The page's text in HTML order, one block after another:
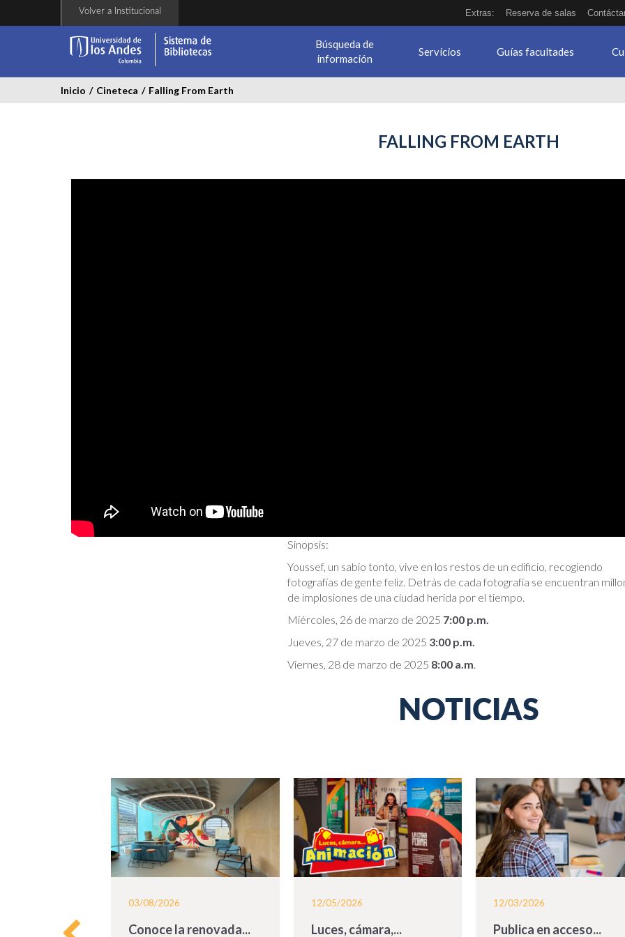
Volver a Institucional Extras: Reserva de salas
Búsqueda de
información
Servicios Guías facultades
Inicio / Cineteca / Falling From Earth
FALLING FROM EARTH
Sinopsis:
Youssef, un sabio tonto, vive en los restos de un edificio, recogiendo
fotografías de gente feliz. Detrás de cada fotografía se encuentran
de implosiones de una ciudad herida por el tiempo.
Miércoles, 26 de marzo de 2025 7:00 p.m.
Jueves, 27 de marzo de 2025 3:00 p.m.
Viernes, 28 de marzo de 2025 8:00 a.m.
NOTICIAS
03/08/2026
Conoce la renovada...
12/05/2026
Luces, cámara,...
12/03/2026
Publica en acceso...